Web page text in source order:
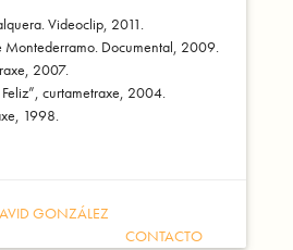
Videoclip, 2011.
Montederramo. Documental, 2009.
2007.
curtametraxe, 2004.
1998.
GONZÁLEZ
CONTACTO